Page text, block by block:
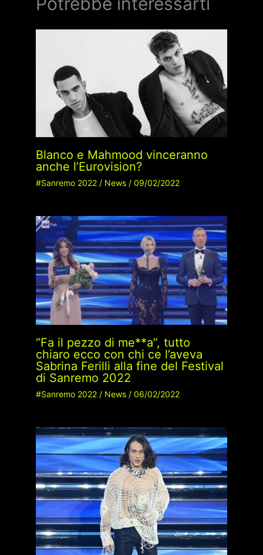
Blanco e Mahmood vinceranno
anche l’Eurovision?
#Sanremo 2022/ News/ 09/02/2022
“Fa il pezzo di me**a”, tutto
chiaro ecco con chi ce l’aveva
Sabrina Ferilli alla fine del Festival
di Sanremo 2022
#Sanremo 2022/ News/ 06/02/2022